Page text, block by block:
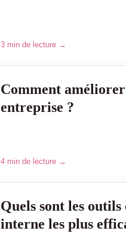
3 min de lecture →
Comment
entreprise ?
4 min de lecture →
Quels sont les
interne les plus